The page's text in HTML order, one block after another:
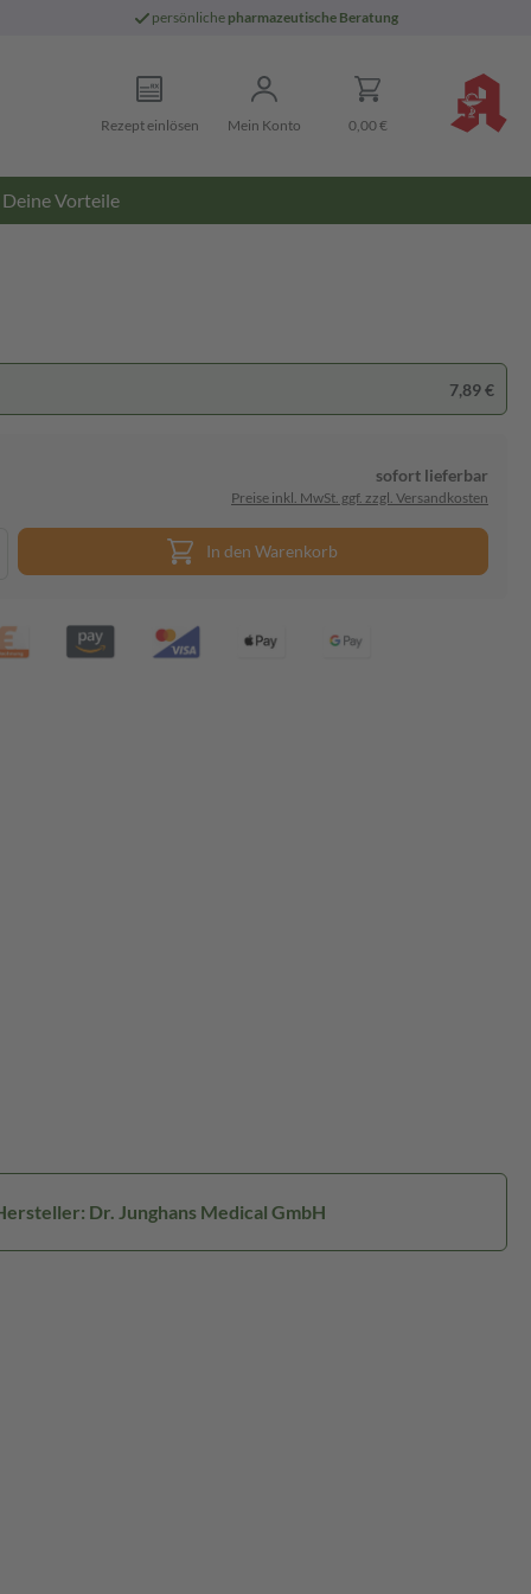
persönliche pharmazeutische Beratung
Rezept einlösen Mein Konto 0,00 €
Deine Vorteile
7,89 €
sofort lieferbar
Preise inkl. MwSt. ggf. zzgl. Versandkosten
In den Warenkorb
Dr. Junghans Medical GmbH